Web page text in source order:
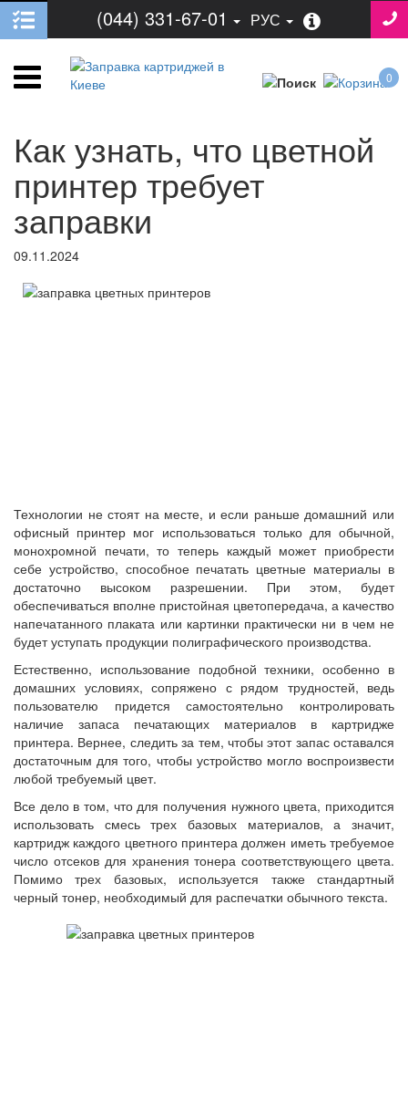
(044) 331-67-01 РУС
0
Как узнать, что цветной
принтер требует
заправки
09.11.2024
Технологии не стоят на месте, и если раньше домашний или
офисный принтер мог использоваться только для обычной,
монохромной печати, то теперь каждый может приобрести
себе устройство, способное печатать цветные материалы в
достаточно высоком разрешении. При этом, будет
обеспечиваться вполне пристойная цветопередача, а качество
напечатанного плаката или картинки практически ни в чем не
будет уступать продукции полиграфического производства.
Естественно, использование подобной техники, особенно в
домашних условиях, сопряжено с рядом трудностей, ведь
пользователю придется самостоятельно контролировать
наличие запаса печатающих материалов в картридже
принтера. Вернее, следить за тем, чтобы этот запас оставался
достаточным для того, чтобы устройство могло воспроизвести
любой требуемый цвет.
Все дело в том, что для получения нужного цвета, приходится
использовать смесь трех базовых материалов, а значит,
картридж каждого цветного принтера должен иметь требуемое
число отсеков для хранения тонера соответствующего цвета.
Помимо трех базовых, используется также стандартный
черный тонер, необходимый для распечатки обычного текста.